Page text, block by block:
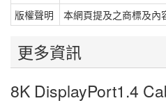
版權聲明
本網頁提及之商標及內
更多資訊
8K DisplayPort1.4